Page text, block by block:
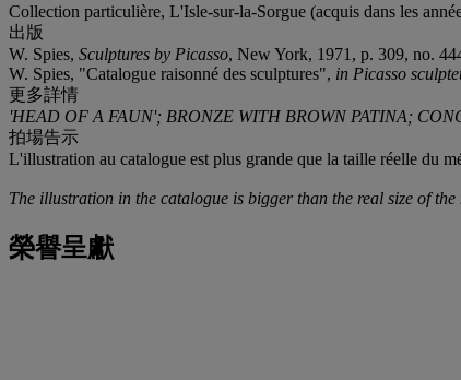
Collection particulière, L'Isle-sur-la-Sorgue (acquis dans les
出版
W. Spies, Sculptures by Picasso, New York, 1971, p. 309, no.
W. Spies, "Catalogue raisonné des sculptures", in Picasso
更多詳情
'HEAD OF A FAUN'; BRONZE WITH BROWN PATINA;
拍場告示
L'illustration au catalogue est plus grande que la taille réelle du
The illustration in the catalogue is bigger than the real size of
榮譽呈獻